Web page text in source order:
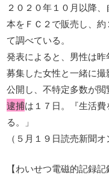
２０２０年１０月以降
本をＦＣ２で販売し、
て調べている。
発表によると、男性は
募集した女性と一緒に撮
公開し、不特定多数が閲
逮捕は１７日。『生活
る。」
（５月１９日読売新聞
【わいせつ電磁的記録記